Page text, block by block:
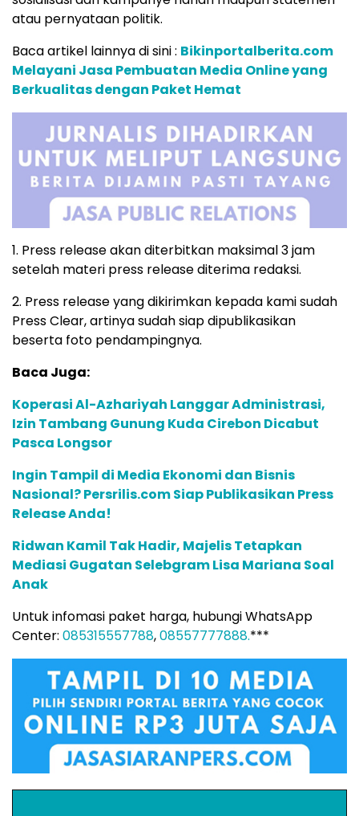
atau pernyataan politik.
Baca artikel lainnya di sini : Bikinportalberita.com
Melayani Jasa Pembuatan Media Online yang
Berkualitas dengan Paket Hemat
1. Press release akan diterbitkan maksimal 3 jam
setelah materi press release diterima redaksi.
2. Press release yang dikirimkan kepada kami sudah
Press Clear, artinya sudah siap dipublikasikan
beserta foto pendampingnya.
Baca Juga:
Koperasi Al-Azhariyah Langgar Administrasi,
Izin Tambang Gunung Kuda Cirebon Dicabut
Pasca Longsor
Ingin Tampil di Media Ekonomi dan Bisnis
Nasional? Persrilis.com Siap Publikasikan Press
Release Anda!
Ridwan Kamil Tak Hadir, Majelis Tetapkan
Mediasi Gugatan Selebgram Lisa Mariana Soal
Anak
Untuk infomasi paket harga, hubungi WhatsApp
Center: 085315557788,08557777888.***